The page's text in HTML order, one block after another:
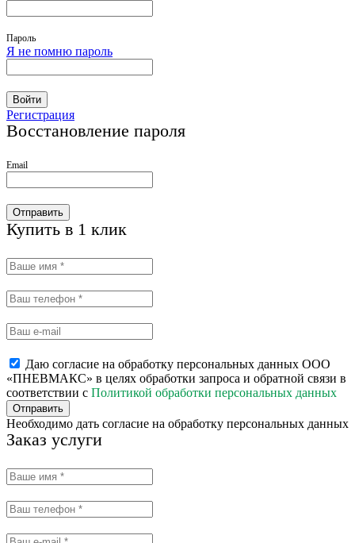
Пароль
Я не помню пароль
Войти
Регистрация
Восстановление пароля
Email
Отправить
Купить в 1 клик
Даю согласие на обработку персональных данных ООО
«ПНЕВМАКС» в целях обработки запроса и обратной связи в
соответствии с Политикой обработки персональных данных
Отправить
Необходимо дать согласие на обработку персональных данных
Заказ услуги